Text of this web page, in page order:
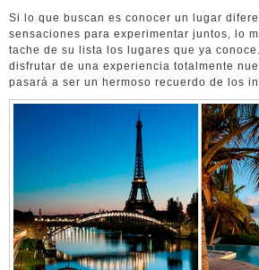
Si lo que buscan es conocer un lugar
sensaciones para experimentar juntos, lo
tache de su lista los lugares que ya
disfrutar de una experiencia totalmente
pasará a ser un hermoso recuerdo de los